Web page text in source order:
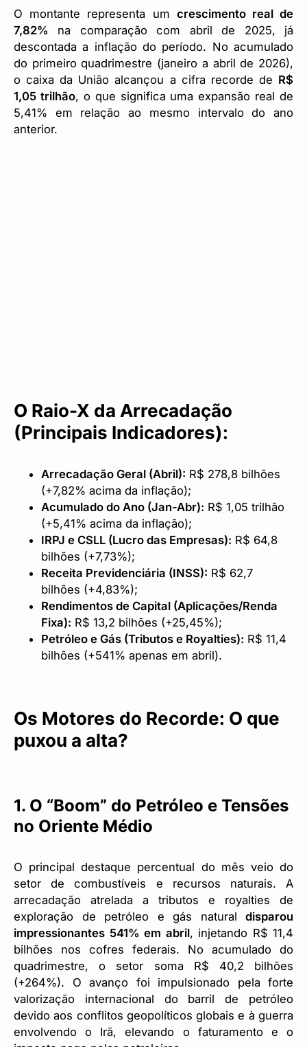
O montante representa um crescimento real de
7,82% na comparação com abril de 2025, já
descontada a inflação do período. No acumulado
do primeiro quadrimestre (janeiro a abril de 2026),
o caixa da União alcançou a cifra recorde de R$
1,05 trilhão, o que significa uma expansão real de
5,41% em relação ao mesmo intervalo do ano
anterior.
O Raio-X da Arrecadação
(Principais Indicadores):
Arrecadação Geral (Abril): R$ 278,8 bilhões
(+7,82% acima da inflação);
Acumulado do Ano (Jan-Abr): R$ 1,05 trilhão
(+5,41% acima da inflação);
IRPJ e CSLL (Lucro das Empresas): R$ 64,8
bilhões (+7,73%);
Receita Previdenciária (INSS): R$ 62,7
bilhões (+4,83%);
Rendimentos de Capital (Aplicações/Renda
Fixa): R$ 13,2 bilhões (+25,45%);
Petróleo e Gás (Tributos e Royalties): R$ 11,4
bilhões (+541% apenas em abril).
Os Motores do Recorde: O que
puxou a alta?
1. O “Boom” do Petróleo e Tensões
no Oriente Médio
O principal destaque percentual do mês veio do
setor de combustíveis e recursos naturais. A
arrecadação atrelada a tributos e royalties de
exploração de petróleo e gás natural disparou
impressionantes 541% em abril, injetando R$ 11,4
bilhões nos cofres federais. No acumulado do
quadrimestre, o setor soma R$ 40,2 bilhões
(+264%). O avanço foi impulsionado pela forte
valorização internacional do barril de petróleo
devido aos conflitos geopolíticos globais e à guerra
envolvendo o Irã, elevando o faturamento e o